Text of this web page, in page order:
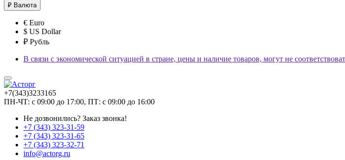
₽ Валюта
€ Euro
$ US Dollar
₽ Рубль
В связи с экономической ситуацией в стране, цены и наличие товаров, могут не
+7(343)3233165
ПН-ЧТ: с 09:00 до 17:00, ПТ: с 09:00 до 16:00
Не дозвонились? Заказ звонка!
+7 (343) 323-31-59
+7 (343) 323-31-65
+7 (343) 323-32-71
info@actorg.ru